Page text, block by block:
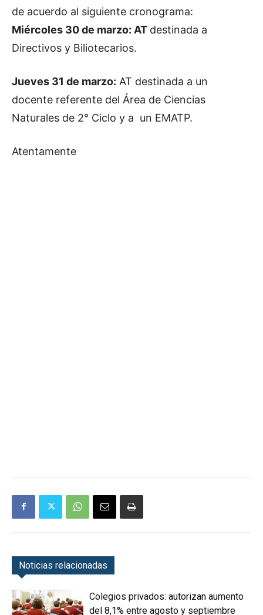
de acuerdo al siguiente cronograma:
Miércoles 30 de marzo: AT destinada a
Directivos y Biliotecarios.
Jueves 31 de marzo: AT destinada a un
docente referente del Área de Ciencias
Naturales de 2° Ciclo y a un EMATP.
Atentamente
Noticias relacionadas
Colegios privados: autorizan aumento
del 8,1% entre agosto y septiembre